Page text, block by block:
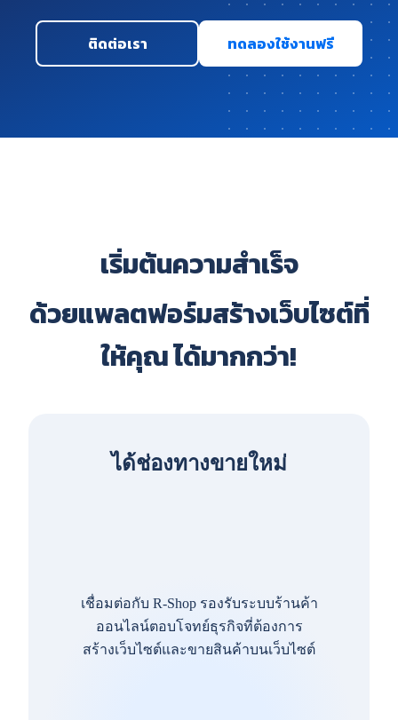
ติดต่อเรา ทดลองใช้งานฟรี
เริ่มต้นความสำเร็จ
ด้วยแพลตฟอร์มสร้างเว็บไซต์ที่
ให้คุณ ได้มากกว่า!
ได้ช่องทางขายใหม่
เชื่อมต่อกับ R-Shop รองรับระบบร้านค้า
ออนไลน์ตอบโจทย์ธุรกิจที่ต้องการ
สร้างเว็บไซต์และขายสินค้าบนเว็บไซต์